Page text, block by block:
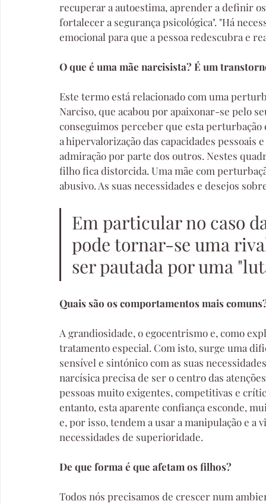
recuperar a autoestima, aprender a definir
fortalecer a segurança psicológica". "Há
emocional para que a pessoa redescubra e
O que é uma mãe narcisista? É um
Este termo está relacionado com uma
Narciso, que acabou por apaixonar-se pelo
conseguimos perceber que esta
a hipervalorização das capacidades pessoais
admiração por parte dos outros. Nestes
filho fica distorcida. Uma mãe com
abusivo. As suas necessidades e desejos
Em particular no caso
pode tornar-se uma
ser pautada por uma
Quais são os comportamentos mais
A grandiosidade, o egocentrismo e, como
tratamento especial. Com isto, surge uma
sensível e sintónico com as suas
narcísica precisa de ser o centro das
pessoas muito exigentes, competitivas e
entanto, esta aparente confiança esconde,
e, por isso, tendem a usar a manipulação e a
necessidades de superioridade.
De que forma é que afetam os filhos?
Todos nós precisamos de crescer num